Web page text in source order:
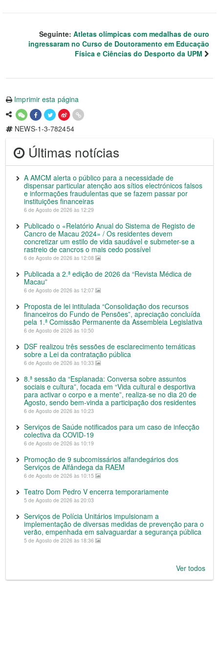
Seguinte: Atletas olímpicas com medalhas de ouro
ingressaram no Curso de Doutoramento em Educação
Física e Ciências do Desporto da UPM
Imprimir esta página
NEWS-1-3-782454
Últimas notícias
A AMCM alerta o público para a necessidade de
dispensar particular atenção aos sítios electrónicos falsos
e informações fraudulentas que se fazem passar por
instituições financeiras
6 de Agosto de 2026 às 12:29
Publicado o «Relatório Anual do Sistema de Registo de
Cancro de Macau 2024» / Os residentes devem
concretizar um estilo de vida saudável e submeter-se a
rastreio de cancros o mais cedo possível
6 de Agosto de 2026 às 12:08
Publicada a 2.ª edição de 2026 da “Revista Médica de
Macau”
6 de Agosto de 2026 às 12:07
Proposta de lei intitulada “Consolidação dos recursos
financeiros do Fundo de Pensões”, apreciação concluída
pela 1.ª Comissão Permanente da Assembleia Legislativa
6 de Agosto de 2026 às 10:50
DSF realizou três sessões de esclarecimento temáticas
sobre a Lei da contratação pública
6 de Agosto de 2026 às 10:33
8.ª sessão da “Esplanada: Conversa sobre assuntos
sociais e cultura”, focada em “Vida cultural e desportiva
para activar o corpo e a mente”, realiza-se no dia 20 de
Agosto, sendo bem-vinda a participação dos residentes
6 de Agosto de 2026 às 10:23
Serviços de Saúde notificados para um caso de infecção
colectiva da COVID-19
6 de Agosto de 2026 às 10:19
Promoção de 9 subcomissários alfandegários dos
Serviços de Alfândega da RAEM
6 de Agosto de 2026 às 10:15
Teatro Dom Pedro V encerra temporariamente
5 de Agosto de 2026 às 20:03
Serviços de Polícia Unitários impulsionam a
implementação de diversas medidas de prevenção para o
verão, empenhada em salvaguardar a segurança pública
5 de Agosto de 2026 às 18:36
Ver todos